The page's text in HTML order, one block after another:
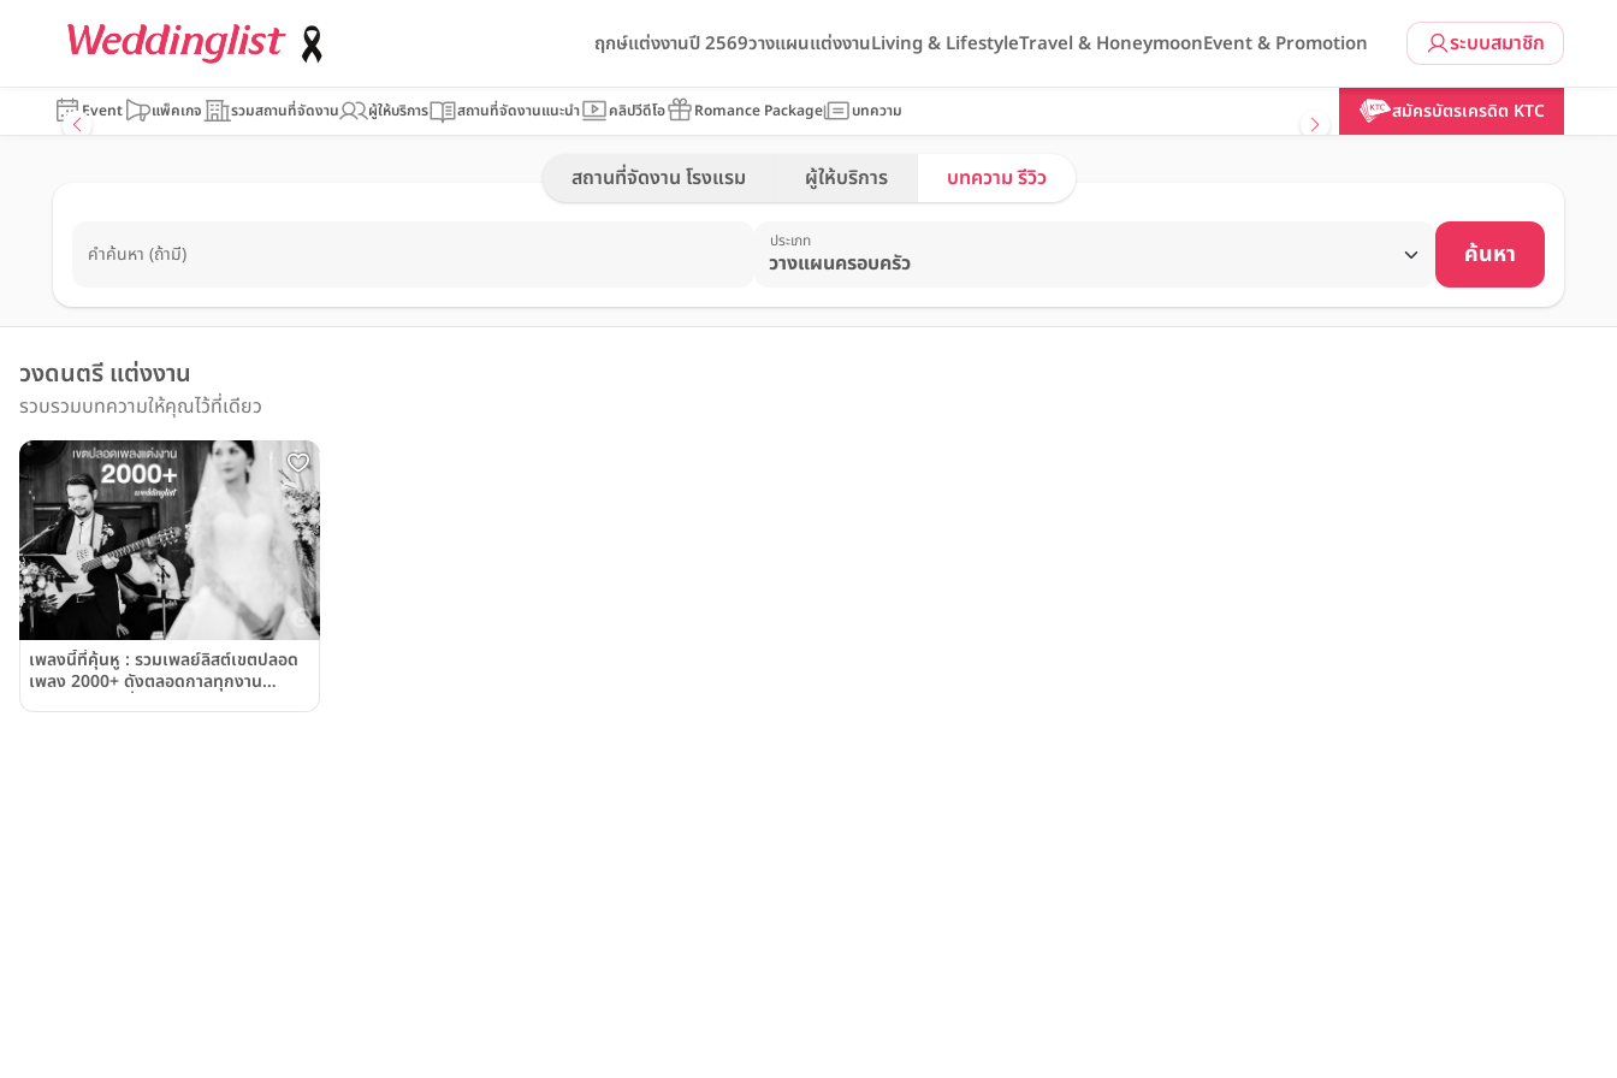
ระบบสมาชิก
ฤกษ์แต่งงานปี 2569วางแผนแต่งงานLiving & LifestyleTravel & HoneymoonEvent & Promotion
Event แพ็คเกจ รวมสถานที่จัดงาน ผู้ให้บริการ สถานที่จัดงานแนะนำ คลิปวีดีโอ Romance Package บทความ สมัครบัตรเครดิต KTC
สถานที่จัดงาน โรงแรม ผู้ให้บริการ บทความ รีวิว
คำค้นหา (ถ้ามี)
ประเภท ค้นหา
วงดนตรี แต่งงาน
รวบรวมบทความให้คุณไว้ที่เดียว
เพลงนี้ที่คุ้นหู : รวมเพลย์ลิสต์เขตปลอด
เพลง 2000+ ดังตลอดกาลทุกงาน